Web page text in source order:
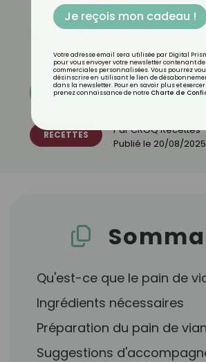
Recette de pain
Découvrez les 11 menus CROQ
RECETTES ParCROQ Recettes
Publié le 20/08/2025
Qu'est-ce que le pain de
Ingrédients nécessaires
Préparation du pain de
Suggestions
Je reçois mon cadeau !
Votre adresse email sera utilisée par Digital
pour vous envoyer votre newsletter contenant
commerciales personnalisées. Vous pourrez
désinscrire en utilisant le lien de
dans la newsletter. Pour en savoir plus et
prenez connaissance de notre Charte de